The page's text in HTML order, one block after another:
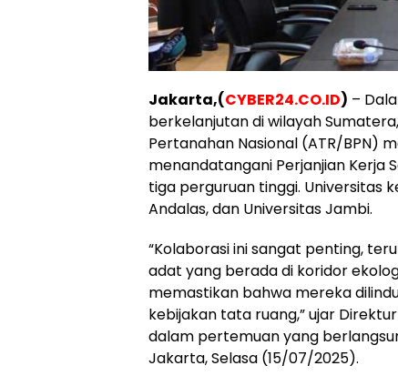
Jakarta,(CYBER24.CO.ID) –
berkelanjutan di wilayah
Pertanahan Nasional (ATR/BPN)
menandatangani Perjanjian Kerja
tiga perguruan tinggi. Universitas
Andalas, dan Universitas Jambi.
“Kolaborasi ini sangat penting,
adat yang berada di koridor
memastikan bahwa mereka
kebijakan tata ruang,” ujar
dalam pertemuan yang
Jakarta, Selasa (15/07/2025).